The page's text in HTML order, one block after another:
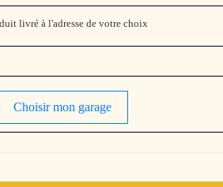
livré à l'adresse de votre choix
Choisir mon garage